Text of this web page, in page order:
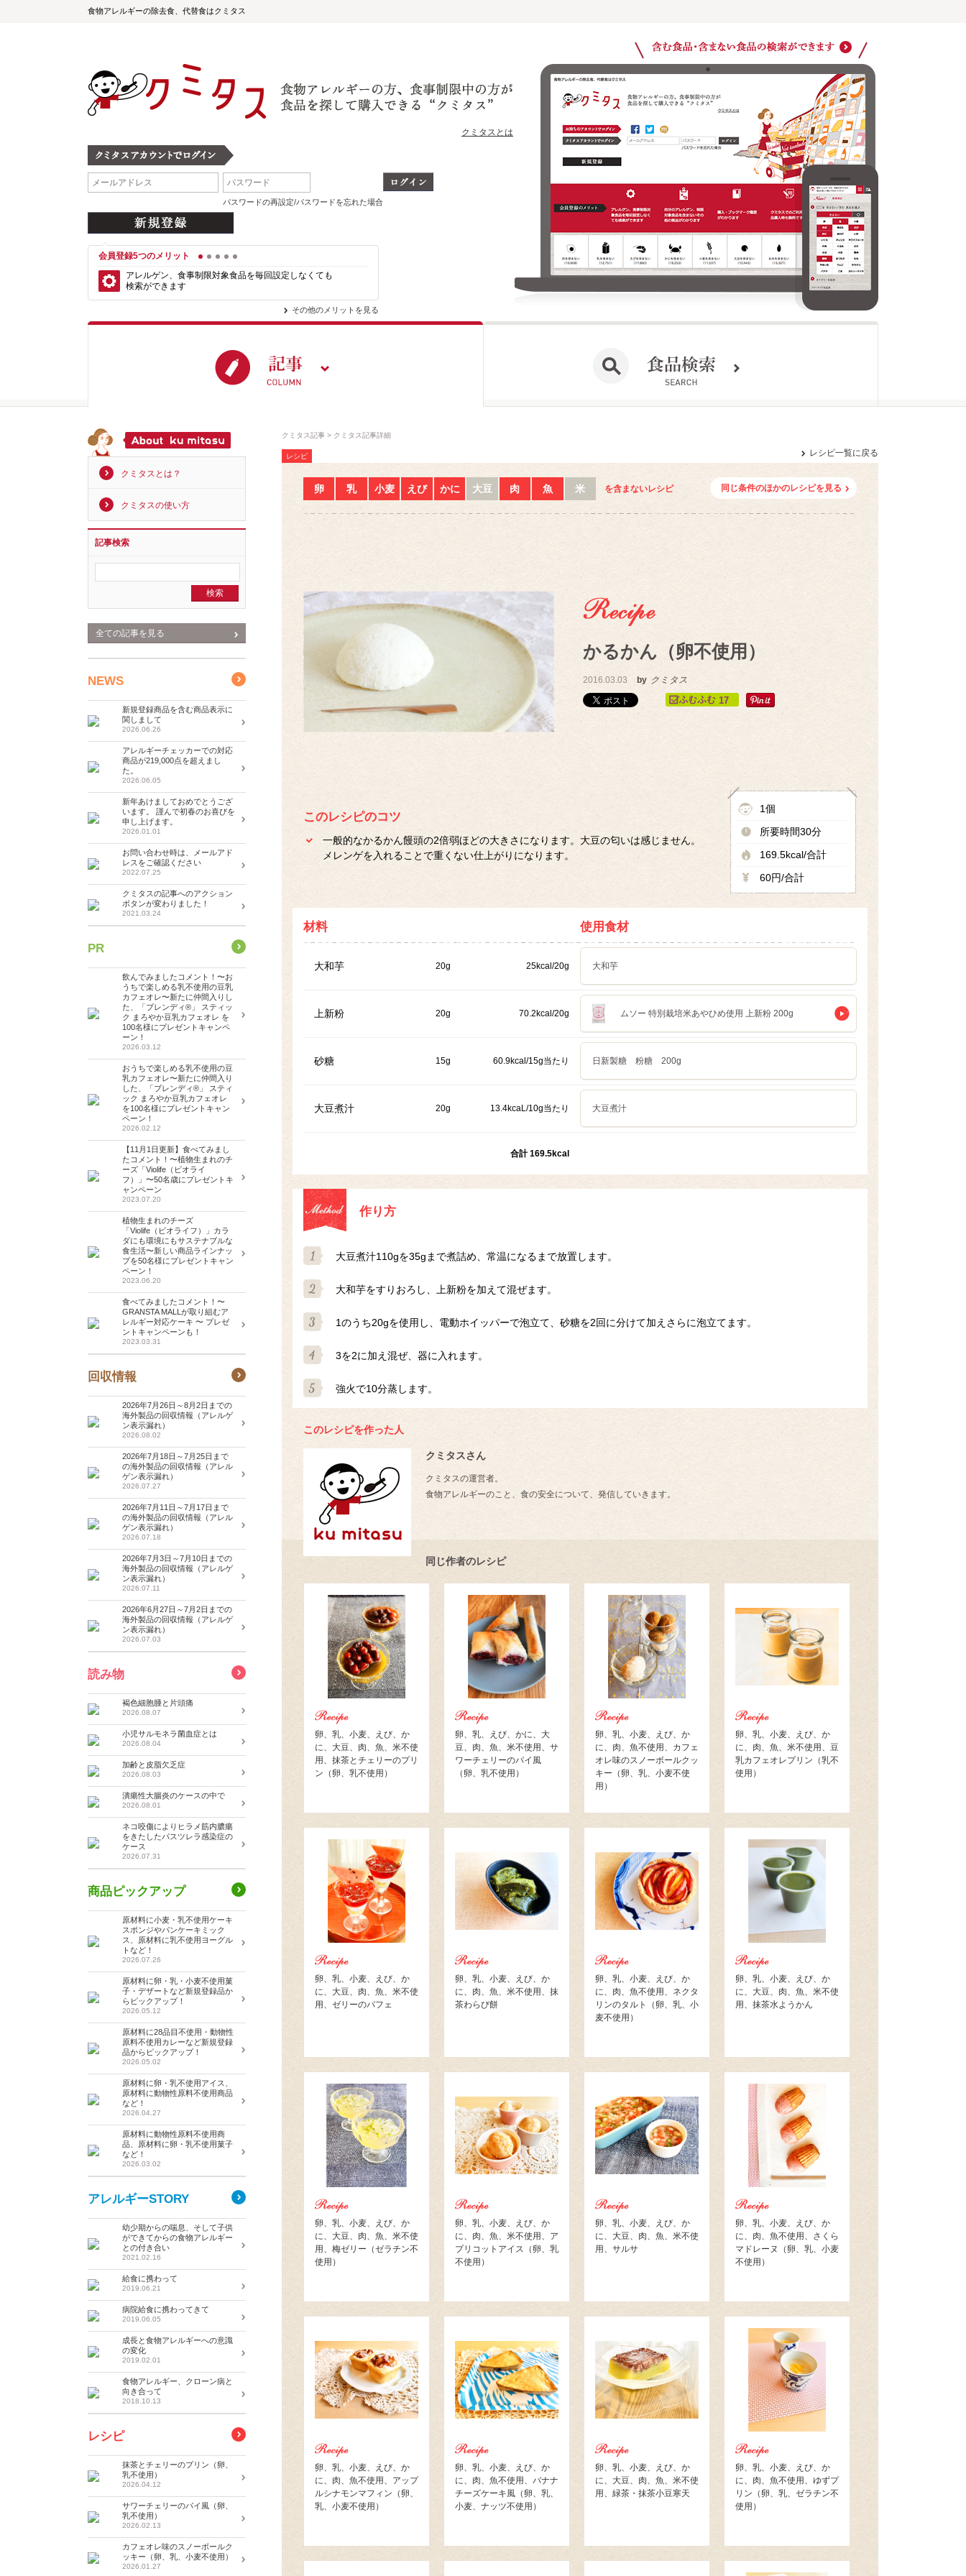
食物アレルギーの除去食、代替食はクミタス
クミタスとは
パスワードの再設定/パスワードを忘れた場合
会員登録5つのメリット 1 2 3 4
アレルゲン、食事制限対象食品を毎回設定しなくても
検索ができます
自分のアレルゲン、制限対象食品を含まない
購入・ブックマーク履歴がわかります
その他のメリットを見る
クミタス記事 クミタス記事詳細
レシピ レシピ一覧に戻る
卵 乳 小麦 えび かに 大豆 肉 魚 米 を含まないレシピ 同じ条件のほかのレシピを見る
かるかん（卵不使用）
2016.03.03 by クミタス
17
このレシピのコツ
一般的なかるかん饅頭の2倍弱ほどの大きさになります。大豆の匂いは感じません。
メレンゲを入れることで重くない仕上がりになります。
1個
所要時間30分
169.5kcal/合計
60円/合計
材料 使用食材
大和芋 20g 25kcal/20g 大和芋
上新粉 20g 70.2kcal/20g ムソー 特別栽培米あやひめ使用 上新粉 200g
砂糖 15g 60.9kcal/15g当たり 日新製糖 粉糖 200g
大豆煮汁 20g 13.4kcaL/10g当たり 大豆煮汁
合計 169.5kcal
作り方
大豆煮汁110gを35gまで煮詰め、常温になるまで放置します。
大和芋をすりおろし、上新粉を加えて混ぜます。
1のうち20gを使用し、電動ホイッパーで泡立て、砂糖を2回に分けて加えさらに泡立てます。
3を2に加え混ぜ、器に入れます。
強火で10分蒸します。
このレシピを作った人
クミタスさん
クミタスの運営者。
食物アレルギーのこと、食の安全について、発信していきます。
同じ作者のレシピ
卵、乳、小麦、えび、か
に、大豆、肉、魚、米不使
用、抹茶とチェリーのプリ
ン（卵、乳不使用）
卵、乳、えび、かに、大
豆、肉、魚、米不使用、サ
ワーチェリーのパイ風
（卵、乳不使用）
卵、乳、小麦、えび、か
に、肉、魚不使用、カフェ
オレ味のスノーボールクッ
キー（卵、乳、小麦不使
用）
卵、乳、小麦、えび、か
に、肉、魚、米不使用、豆
乳カフェオレプリン（乳不
使用）
卵、乳、小麦、えび、か
に、大豆、肉、魚、米不使
用、ゼリーのパフェ
卵、乳、小麦、えび、か
に、肉、魚、米不使用、抹
茶わらび餅
卵、乳、小麦、えび、か
に、肉、魚不使用、ネクタ
リンのタルト（卵、乳、小
麦不使用）
卵、乳、小麦、えび、か
に、大豆、肉、魚、米不使
用、抹茶水ようかん
卵、乳、小麦、えび、か
に、大豆、肉、魚、米不使
用、梅ゼリー（ゼラチン不
使用）
卵、乳、小麦、えび、か
に、肉、魚、米不使用、ア
プリコットアイス（卵、乳
不使用）
卵、乳、小麦、えび、か
に、大豆、肉、魚、米不使
用、サルサ
卵、乳、小麦、えび、か
に、肉、魚不使用、さくら
マドレーヌ（卵、乳、小麦
不使用）
卵、乳、小麦、えび、か
に、肉、魚不使用、アップ
ルシナモンマフィン（卵、
乳、小麦不使用）
卵、乳、小麦、えび、か
に、肉、魚不使用、バナナ
チーズケーキ風（卵、乳、
小麦、ナッツ不使用）
卵、乳、小麦、えび、か
に、大豆、肉、魚、米不使
用、緑茶・抹茶小豆寒天
卵、乳、小麦、えび、か
に、肉、魚不使用、ゆずプ
リン（卵、乳、ゼラチン不
使用）
クミタスとは？
クミタスの使い方
記事検索
全ての記事を見る
NEWS
新規登録商品を含む商品表示に
関しまして
2026.06.26
アレルギーチェッカーでの対応
商品が219,000点を超えまし
た。
2026.06.05
新年あけましておめでとうござ
います。 謹んで初春のお喜びを
申し上げます。
2026.01.01
お問い合わせ時は、メールアド
レスをご確認ください
2022.07.25
クミタスの記事へのアクション
ボタンが変わりました！
2021.03.24
PR
飲んでみましたコメント！〜お
うちで楽しめる乳不使用の豆乳
カフェオレ〜新たに仲間入りし
た、「ブレンディ®」 スティッ
ク まろやか豆乳カフェオレ を
100名様にプレゼントキャンペ
ーン！
2026.03.12
おうちで楽しめる乳不使用の豆
乳カフェオレ〜新たに仲間入り
した、「ブレンディ®」 スティ
ック まろやか豆乳カフェオレ
を100名様にプレゼントキャン
ペーン！
2026.02.12
【11月1日更新】食べてみまし
たコメント！〜植物生まれのチ
ーズ「Violife（ビオライ
フ）」〜50名歳にプレゼントキ
ャンペーン
2023.07.20
植物生まれのチーズ
「Violife（ビオライフ）」カラ
ダにも環境にもサステナブルな
食生活〜新しい商品ラインナッ
プを50名様にプレゼントキャン
ペーン！
2023.06.20
食べてみましたコメント！〜
GRANSTA MALLが取り組むア
レルギー対応ケーキ 〜 プレゼ
ントキャンペーンも！
2023.03.31
回収情報
2026年7月26日～8月2日までの
海外製品の回収情報（アレルゲ
ン表示漏れ）
2026.08.02
2026年7月18日～7月25日まで
の海外製品の回収情報（アレル
ゲン表示漏れ）
2026.07.27
2026年7月11日～7月17日まで
の海外製品の回収情報（アレル
ゲン表示漏れ）
2026.07.18
2026年7月3日～7月10日までの
海外製品の回収情報（アレルゲ
ン表示漏れ）
2026.07.11
2026年6月27日～7月2日までの
海外製品の回収情報（アレルゲ
ン表示漏れ）
2026.07.03
読み物
褐色細胞腫と片頭痛
2026.08.07
小児サルモネラ菌血症とは
2026.08.04
加齢と皮脂欠乏症
2026.08.03
潰瘍性大腸炎のケースの中で
2026.08.01
ネコ咬傷によりヒラメ筋内膿瘍
をきたしたパスツレラ感染症の
ケース
2026.07.31
商品ピックアップ
原材料に小麦・乳不使用ケーキ
スポンジやパンケーキミック
ス、原材料に乳不使用ヨーグル
トなど！
2026.07.26
原材料に卵・乳・小麦不使用菓
子・デザートなど新規登録品か
らピックアップ！
2026.05.12
原材料に28品目不使用・動物性
原料不使用カレーなど新規登録
品からピックアップ！
2026.05.02
原材料に卵・乳不使用アイス、
原材料に動物性原料不使用商品
など！
2026.04.27
原材料に動物性原料不使用商
品、原材料に卵・乳不使用菓子
など！
2026.03.02
アレルギーSTORY
幼少期からの喘息、そして子供
ができてからの食物アレルギー
との付き合い
2021.02.16
給食に携わって
2019.06.21
病院給食に携わってきて
2019.06.05
成長と食物アレルギーへの意識
の変化
2019.02.01
食物アレルギー、クローン病と
向き合って
2018.10.13
レシピ
抹茶とチェリーのプリン（卵、
乳不使用）
2026.04.12
サワーチェリーのパイ風（卵、
乳不使用）
2026.02.13
カフェオレ味のスノーボールク
ッキー（卵、乳、小麦不使用）
2026.01.27